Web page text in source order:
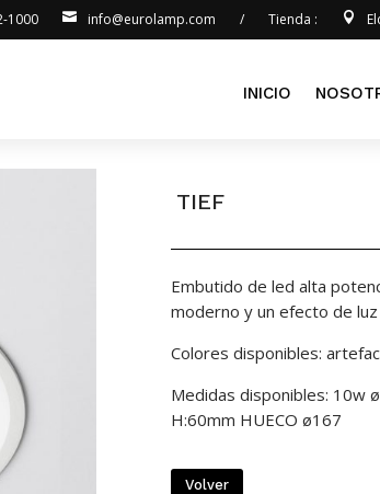
1000 info@eurolamp.com / Tienda :
INICIO
TIEF
Embutido de led alta
moderno y un efecto de
Colores disponibles:
Medidas disponibles: 10w
H:60mm HUECO ø167
Volver